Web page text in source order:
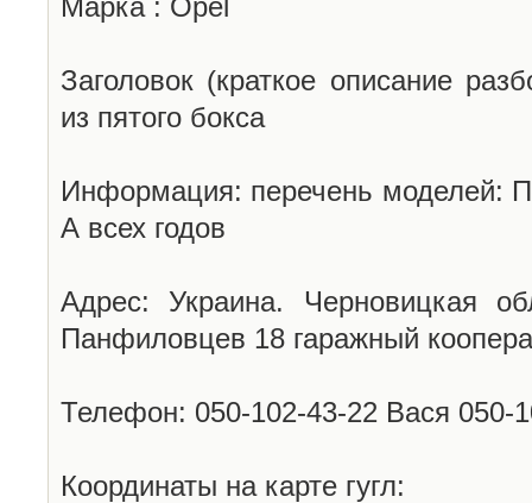
Заголовок (краткое описание
из пятого бокса
Информация: перечень моделей:
А всех годов
Адрес: Украина. Черновицкая
Панфиловцев 18 гаражный
Телефон: 050-102-43-22 Вася 050-
Координаты на карте гугл: